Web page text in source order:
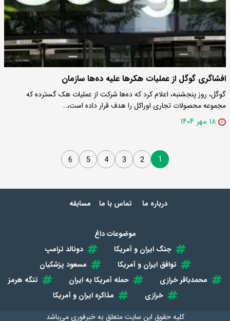
افشاگری گوگل از عملیات هکرها علیه ده‌ها سازمان
گوگل، روز پنجشنبه، اعلام کرد که ده‌ها شرکت از عملیات هک گسترده که
مجموعه محصولات تجاری اوراکل را هدف قرار داده است،…
۱۸ مهر ۱۴۰۴
1
2
3
4
5
6
درباره ما تماس با ما مسابقه
موضوعات داغ
جنگ ایران و آمریکا
دونالد ترامپ
توافق ایران و آمریکا
مسعود پزشکیان
محمدباقر خرازی
حمله آمریکا به ایران
تنگه هرمز
خرازی
مذاکره ایران و آمریکا
کلیه حقوق این سایت متعلق بهخبرفوری می‌باشد